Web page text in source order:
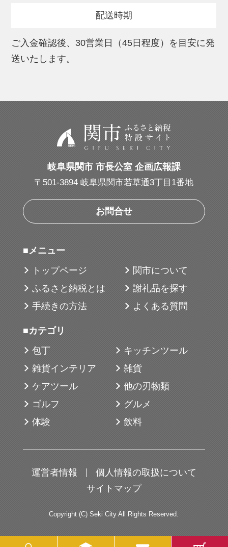
配送時期
ご入金確認後、30営業日（45日程度）を目安に発
送いたします。
岐阜県関市 市長公室 企画広報課
〒501-3894 岐阜県関市若草通3丁目1番地
お問合せ
■メニュー
トップページ
関市について
ふるさと納税とは
謝礼品を探す
手続きの方法
よくある質問
■カテゴリ
包丁
キッチンツール
雑貨インテリア
雑貨
ケアツール
他の刃物類
ゴルフ
グルメ
体験
飲料
運営者情報
個人情報の取扱について
サイトマップ
Copyright (C) Seki City All Rights Reserved.